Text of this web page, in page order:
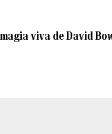
viva de David